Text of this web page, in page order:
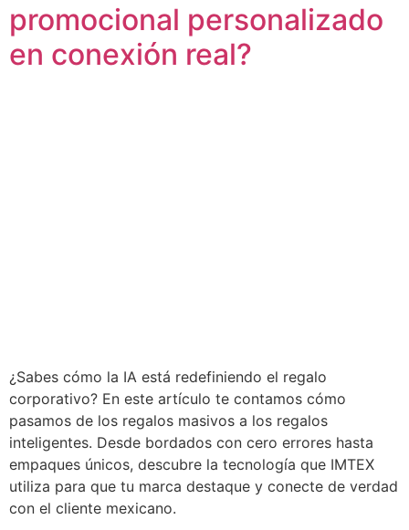
promocional personalizado
en conexión real?
¿Sabes cómo la IA está redefiniendo el regalo
corporativo? En este artículo te contamos cómo
pasamos de los regalos masivos a los regalos
inteligentes. Desde bordados con cero errores hasta
empaques únicos, descubre la tecnología que IMTEX
utiliza para que tu marca destaque y conecte de verdad
con el cliente mexicano.